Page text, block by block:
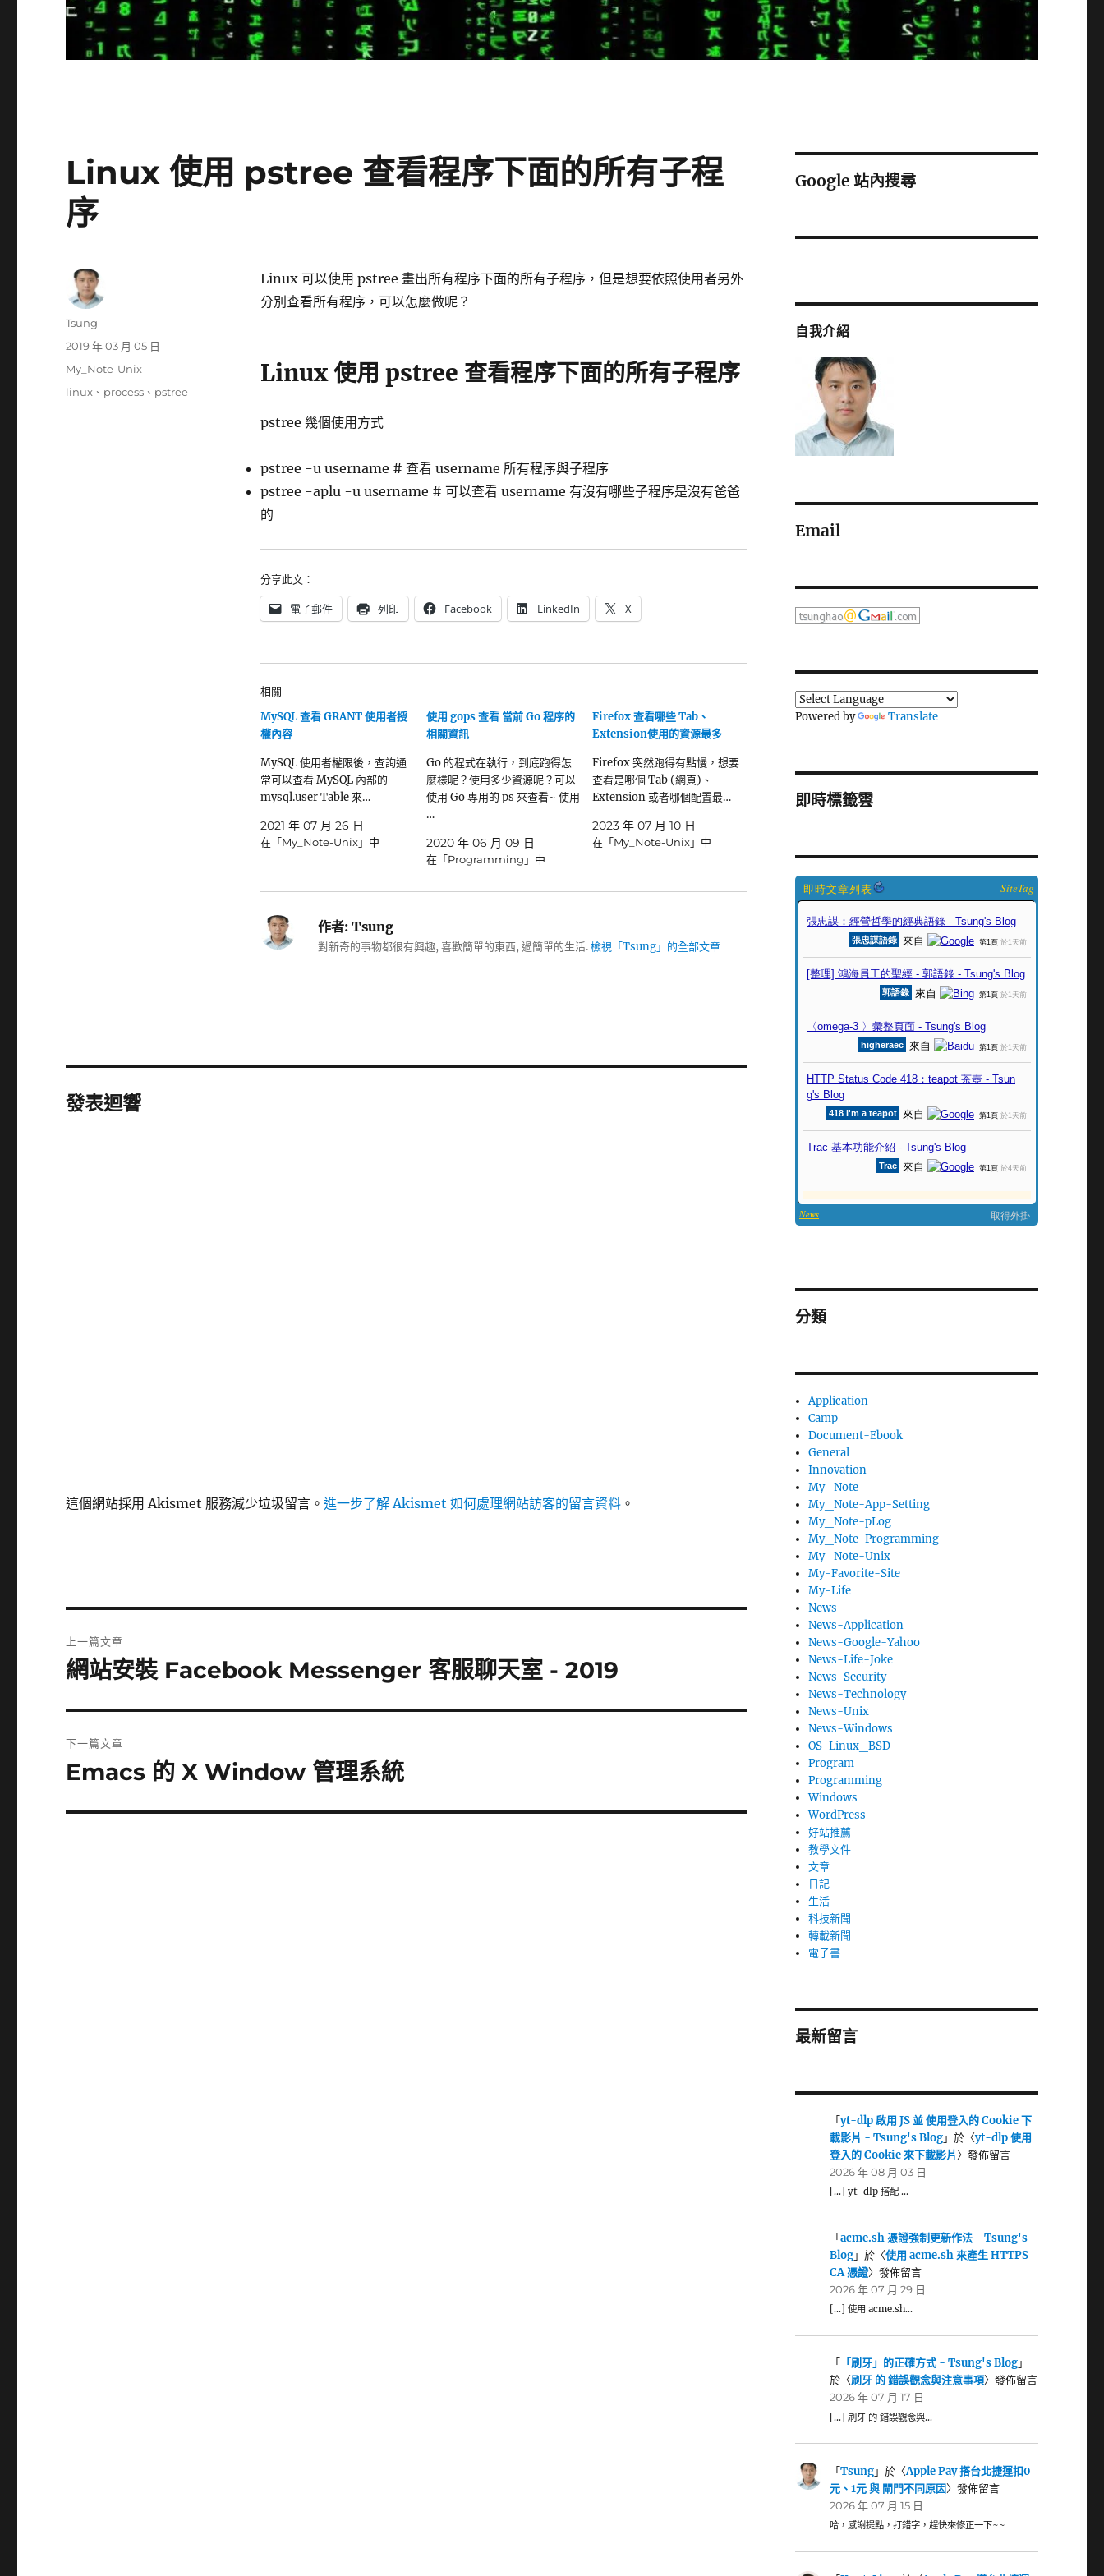
Linux 使用 pstree 查看程序下面的所有子程
序
Linux 可以使用 pstree 畫出所有程序下面的所有子程序，但是想要依照使用者另外
分別查看所有程序，可以怎麼做呢？
Linux 使用 pstree 查看程序下面的所有子程序
pstree 幾個使用方式
pstree -u username # 查看 username 所有程序與子程序
pstree -aplu -u username # 可以查看 username 有沒有哪些子程序是沒有爸爸
的
分享此文：
電子郵件 列印 Facebook LinkedIn X
相關
MySQL 查看 GRANT 使用者授
權內容
MySQL 使用者權限後，查詢通
常可以查看 MySQL 內部的
mysql.user Table 來…
2021 年 07 月 26 日
在「My_Note-Unix」中
使用 gops 查看 當前 Go 程序的
相關資訊
Go 的程式在執行，到底跑得怎
麼樣呢？使用多少資源呢？可以
使用 Go 專用的 ps 來查看~ 使用
…
2020 年 06 月 09 日
在「Programming」中
Firefox 查看哪些 Tab、
Extension使用的資源最多
Firefox 突然跑得有點慢，想要
查看是哪個 Tab (網頁)、
Extension 或者哪個配置最…
2023 年 07 月 10 日
在「My_Note-Unix」中
作者:Tsung
對新奇的事物都很有興趣, 喜歡簡單的東西, 過簡單的生活.檢視「Tsung」的全部文章
作
Tsung
發
日
期:
2019 年 03 月 05 日
分
類
My_Note-Unix
標
linux 、 process 、 pstree
發表迴響
這個網站採用 Akismet 服務減少垃圾留言。進一步了解 Akismet 如何處理網站訪客的留言資料 。
章
上一篇文章
上
篇
文
網站安裝 Facebook Messenger 客服聊天室 - 2019
下一篇文章
下
篇
Emacs 的 X Window 管理系統
Google 站內搜尋
自我介紹
Email
Powered by Translate
即時標籤雲
SiteTag
分類
Application
Camp
Document-Ebook
General
Innovation
My_Note
My_Note-App-Setting
My_Note-pLog
My_Note-Programming
My_Note-Unix
My-Favorite-Site
My-Life
News
News-Application
News-Google-Yahoo
News-Life-Joke
News-Security
News-Technology
News-Unix
News-Windows
OS-Linux_BSD
Program
Programming
Windows
WordPress
好站推薦
教學文件
文章
日記
生活
科技新聞
轉載新聞
電子書
最新留言
「yt-dlp 啟用 JS 並 使用登入的 Cookie 下
載影片 - Tsung's Blog」於〈yt-dlp 使用
登入的 Cookie 來下載影片〉發佈留言
2026 年 08 月 03 日
[…] yt-dlp 搭配 …
「acme.sh 憑證強制更新作法 - Tsung's
Blog」於〈使用 acme.sh 來產生 HTTPS
CA 憑證〉發佈留言
2026 年 07 月 29 日
[…] 使用 acme.sh…
「 「刷牙」的正確方式 - Tsung's Blog」
於〈刷牙 的 錯誤觀念與注意事項〉發佈留言
2026 年 07 月 17 日
[…] 刷牙 的 錯誤觀念與…
「Tsung」於〈Apple Pay 搭台北捷運扣0
元、1元 與 閘門不同原因〉發佈留言
2026 年 07 月 15 日
哈，感謝提點，打錯字，趕快來修正一下~~